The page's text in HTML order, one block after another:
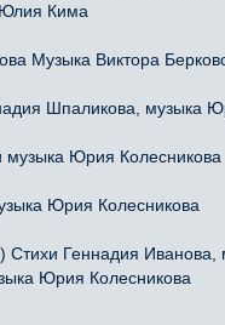
Кима
Музыка Виктора
Шпаликова, музыка
Юрия Колесникова
Юрия Колесникова
Геннадия Иванова,
Юрия Колесникова